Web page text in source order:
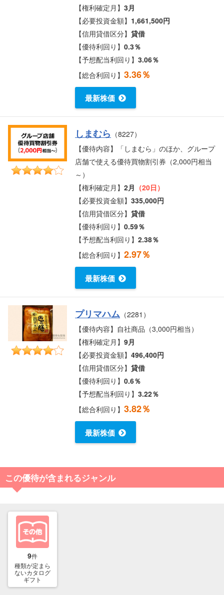
【権利確定月】3月
【必要投資金額】 1,661,500円
【信用貸借区分】貸借
【優待利回り】0.3％
【予想配当利回り】3.06％
【総合利回り】3.36％
最新株価
しまむら （8227）
【優待内容】「しまむら」のほか、グループ
店舗で使える優待買物割引券（2,000円相当
～）
【権利確定月】2月 （20日）
【必要投資金額】335,000円
【信用貸借区分】貸借
【優待利回り】0.59％
【予想配当利回り】2.38％
【総合利回り】2.97％
最新株価
プリマハム （2281）
【優待内容】自社商品（3,000円相当）
【権利確定月】9月
【必要投資金額】496,400円
【信用貸借区分】貸借
【優待利回り】0.6％
【予想配当利回り】3.22％
【総合利回り】3.82％
最新株価
この優待が含まれるジャンル
9件
種類が定まら
ないカタログ
ギフト